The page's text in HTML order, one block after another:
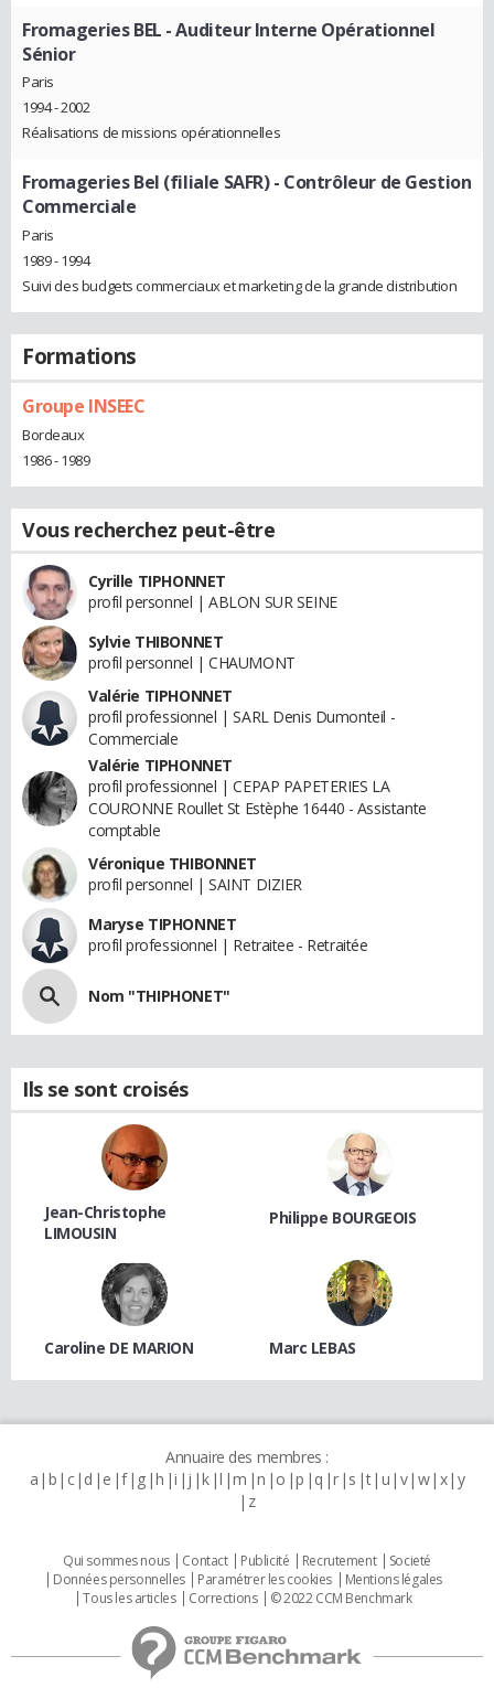
Fromageries BEL - Auditeur Interne Opérationnel
Sénior
Paris
1994 - 2002
Réalisations de missions opérationnelles
Fromageries Bel (filiale SAFR)- Contrôleur de Gestion
Commerciale
Paris
1989 - 1994
Suivi des budgets commerciaux et marketing de la grande distribution
Formations
Groupe INSEEC
Bordeaux
1986 - 1989
Vous recherchez peut-être
Cyrille TIPHONNET
profil personnel | ABLON SUR SEINE
Sylvie THIBONNET
profil personnel | CHAUMONT
Valérie TIPHONNET
profil professionnel | SARL Denis Dumonteil -
Commerciale
Valérie TIPHONNET
profil professionnel | CEPAP PAPETERIES LA
COURONNE Roullet St Estèphe 16440 - Assistante
comptable
Véronique THIBONNET
profil personnel | SAINT DIZIER
Maryse TIPHONNET
profil professionnel | Retraitee - Retraitée
Nom "THIPHONET"
Ils se sont croisés
Jean-Christophe
LIMOUSIN
Philippe BOURGEOIS
Caroline DE MARION Marc LEBAS
Annuaire des membres :
a b c d e f g h i j k l m n o p q r s t u v w x y
z
Qui sommes nous Contact Publicité Recrutement
Societé
Données personnelles
Paramétrer les cookies
Mentions légales
Tous les articles
Corrections © 2022 CCM Benchmark